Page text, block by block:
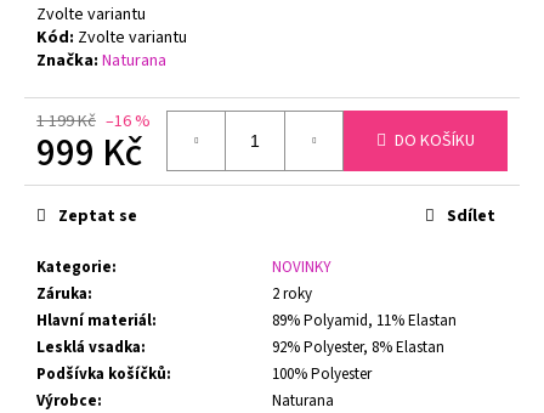
Zvolte variantu
Kód: Zvolte variantu
Značka: Naturana
1 199 Kč –16 %
999 Kč
Měrná
cena:
DO KOŠÍKU
Kategorie:
NOVINKY
Záruka:
2 roky
Hlavní materiál:
89% Polyamid, 11% Elastan
Lesklá vsadka:
92% Polyester, 8% Elastan
Podšívka košíčků:
100% Polyester
Výrobce: Naturana
Zeptat se Sdílet
FELINA
MOMENTS
519
MODRÁ
547
Kč